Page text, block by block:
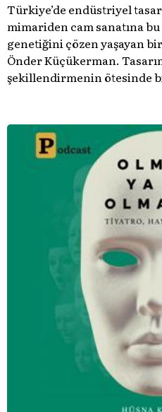
Türkiye’de endüstriyel
mimariden cam sanatına
genetiğini çözen yaşayan
Önder Küçükerman.
şekillendirmenin ötesinde